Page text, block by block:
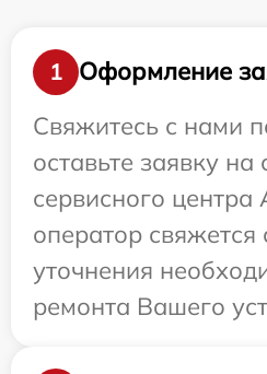
1
Оформление
Свяжитесь с нами
оставьте заявку на
сервисного центра
оператор
уточнения
ремонта Вашего